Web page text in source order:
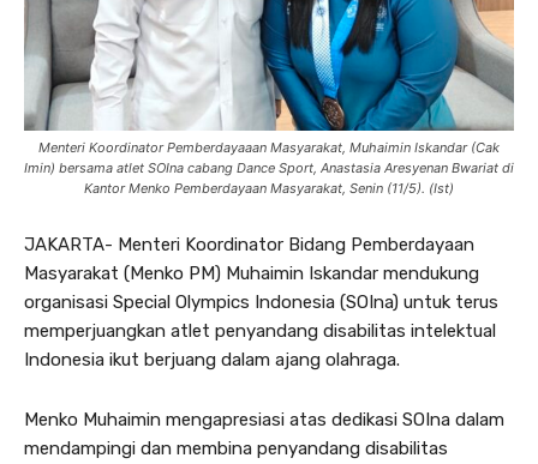
Menteri Koordinator Pemberdayaaan Masyarakat, Muhaimin Iskandar (Cak
Imin) bersama atlet SOIna cabang Dance Sport, Anastasia Aresyenan Bwariat di
Kantor Menko Pemberdayaan Masyarakat, Senin (11/5). (Ist)
JAKARTA- Menteri Koordinator Bidang Pemberdayaan
Masyarakat (Menko PM) Muhaimin Iskandar mendukung
organisasi Special Olympics Indonesia (SOIna) untuk terus
memperjuangkan atlet penyandang disabilitas intelektual
Indonesia ikut berjuang dalam ajang olahraga.
Menko Muhaimin mengapresiasi atas dedikasi SOIna dalam
mendampingi dan membina penyandang disabilitas